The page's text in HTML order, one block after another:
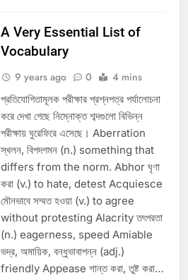
A Very Essential List of
Vocabulary
9 years ago 0 4 mins
প্রতিযোগিতামূলক পরীক্ষার প্রশ্নপত্র পর্যালোচনা
করে দেখা গেছে নিম্নোক্ত শব্দগুলো বিভিন্ন
পরীক্ষায় ঘুরেফিরে এসেছে। Aberration
স্খলন, বিপদগমন (n.) something that
differs from the norm. Abhor ঘৃণা
করা (v.) to hate, detest Acquiesce
মৌনভাবে সম্মত হওয়া (v.) to agree
without protesting Alacrity তৎপরতা
(n.) eagerness, speed Amiable
ভদ্র, অমায়িক, বন্ধুভাবাপন্ন (adj.)
friendly Appease শান্ত করা, তুষ্ট করা…